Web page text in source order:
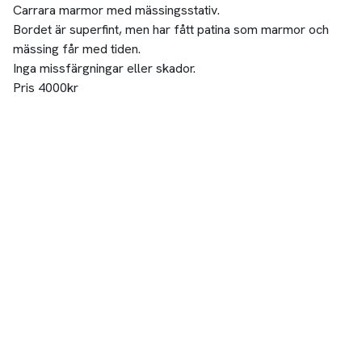
Carrara marmor med mässingsstativ.
Bordet är superfint, men har fått patina som marmor och
mässing får med tiden.
Inga missfärgningar eller skador.
Pris 4000kr